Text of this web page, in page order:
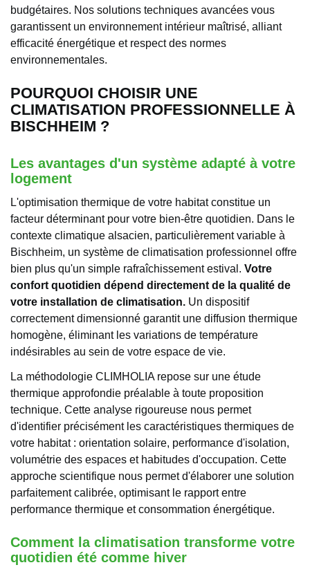
budgétaires. Nos solutions techniques avancées vous
garantissent un environnement intérieur maîtrisé, alliant
efficacité énergétique et respect des normes
environnementales.
POURQUOI CHOISIR UNE
CLIMATISATION PROFESSIONNELLE À
BISCHHEIM ?
Les avantages d'un système adapté à votre
logement
L'optimisation thermique de votre habitat constitue un
facteur déterminant pour votre bien-être quotidien. Dans le
contexte climatique alsacien, particulièrement variable à
Bischheim, un système de climatisation professionnel offre
bien plus qu'un simple rafraîchissement estival. Votre
confort quotidien dépend directement de la qualité de
votre installation de climatisation. Un dispositif
correctement dimensionné garantit une diffusion thermique
homogène, éliminant les variations de température
indésirables au sein de votre espace de vie.
La méthodologie CLIMHOLIA repose sur une étude
thermique approfondie préalable à toute proposition
technique. Cette analyse rigoureuse nous permet
d'identifier précisément les caractéristiques thermiques de
votre habitat : orientation solaire, performance d'isolation,
volumétrie des espaces et habitudes d'occupation. Cette
approche scientifique nous permet d'élaborer une solution
parfaitement calibrée, optimisant le rapport entre
performance thermique et consommation énergétique.
Comment la climatisation transforme votre
quotidien été comme hiver